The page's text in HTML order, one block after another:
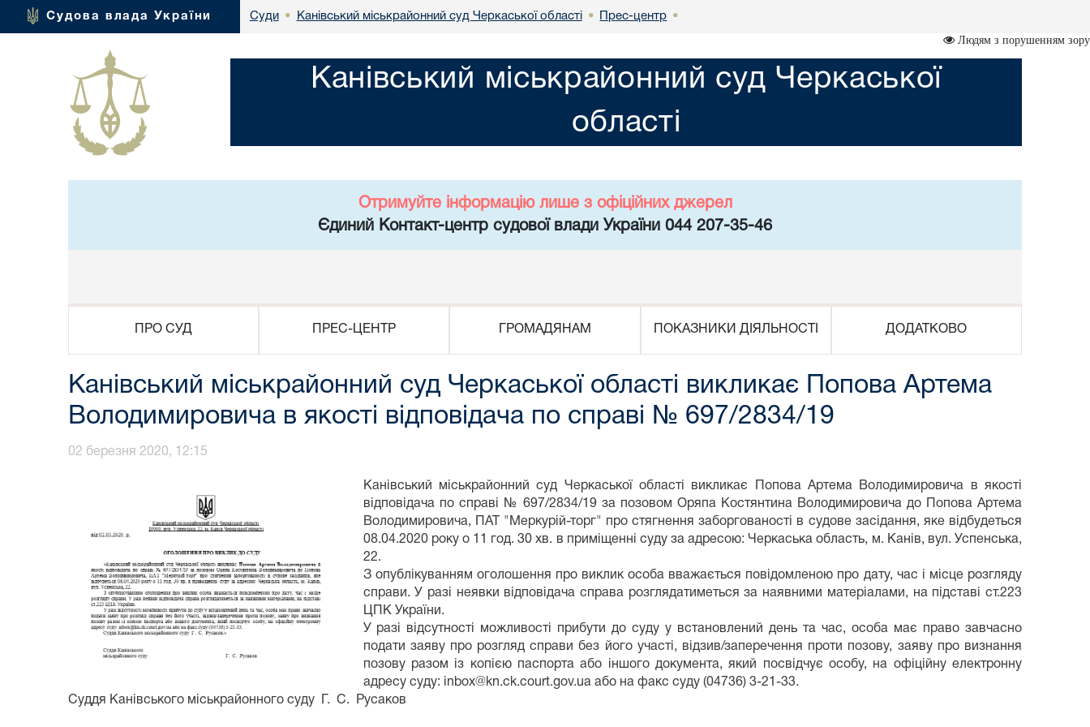
Судова влада України Суди • Канівський міськрайонний суд Черкаської області • Прес-центр •
Людям з порушенням зору
Канівський міськрайонний суд Черкаської
області
Отримуйте інформацію лише з офіційних джерел
Єдиний Контакт-центр судової влади України 044 207-35-46
ПРО СУД ПРЕС-ЦЕНТР ГРОМАДЯНАМ ПОКАЗНИКИ ДІЯЛЬНОСТІ ДОДАТКОВО
Канівський міськрайонний суд Черкаської області викликає Попова Артема
Володимировича в якості відповідача по справі № 697/2834/19
02 березня 2020, 12:15
Канівський міськрайонний суд Черкаської області викликає Попова Артема Володимировича в якості
відповідача по справі № 697/2834/19 за позовом Оряпа Костянтина Володимировича до Попова Артема
Володимировича, ПАТ "Меркурій-торг" про стягнення заборгованості в судове засідання, яке відбудеться
08.04.2020 року о 11 год. 30 хв. в приміщенні суду за адресою: Черкаська область, м. Канів, вул. Успенська,
22.
З опублікуванням оголошення про виклик особа вважається повідомленою про дату, час і місце розгляду
справи. У разі неявки відповідача справа розглядатиметься за наявними матеріалами, на підставі ст.223
ЦПК України.
У разі відсутності можливості прибути до суду у встановлений день та час, особа має право завчасно
подати заяву про розгляд справи без його участі, відзив/заперечення проти позову, заяву про визнання
позову разом із копією паспорта або іншого документа, який посвідчує особу, на офіційну електронну
адресу суду: inbox@kn.ck.court.gov.ua або на факс суду (04736) 3-21-33.
Суддя Канівського міськрайонного суду Г. С. Русаков